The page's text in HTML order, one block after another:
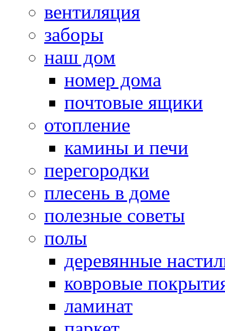
вентиляция
заборы
наш дом
номер дома
почтовые ящики
отопление
камины и печи
перегородки
плесень в доме
полезные советы
полы
деревянные
ковровые
ламинат